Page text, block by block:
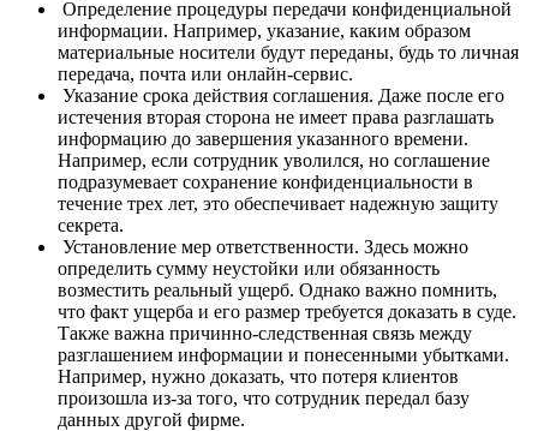
Определение процедуры передачи конфиденциальной
информации. Например, указание, каким образом
материальные носители будут переданы, будь то личная
передача, почта или онлайн-сервис.
Указание срока действия соглашения. Даже после его
истечения вторая сторона не имеет права разглашать
информацию до завершения указанного времени.
Например, если сотрудник уволился, но соглашение
подразумевает сохранение конфиденциальности в
течение трех лет, это обеспечивает надежную защиту
секрета.
Установление мер ответственности. Здесь можно
определить сумму неустойки или обязанность
возместить реальный ущерб. Однако важно помнить,
что факт ущерба и его размер требуется доказать в суде.
Также важна причинно-следственная связь между
разглашением информации и понесенными убытками.
Например, нужно доказать, что потеря клиентов
произошла из-за того, что сотрудник передал базу
данных другой фирме.